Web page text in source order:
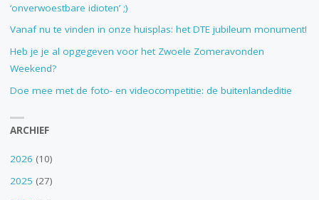
‘onverwoestbare idioten’ ;)
Vanaf nu te vinden in onze huisplas: het DTE jubileum monument!
Heb je je al opgegeven voor het Zwoele Zomeravonden
Weekend?
Doe mee met de foto- en videocompetitie: de buitenlandeditie
ARCHIEF
2026 (10)
2025 (27)